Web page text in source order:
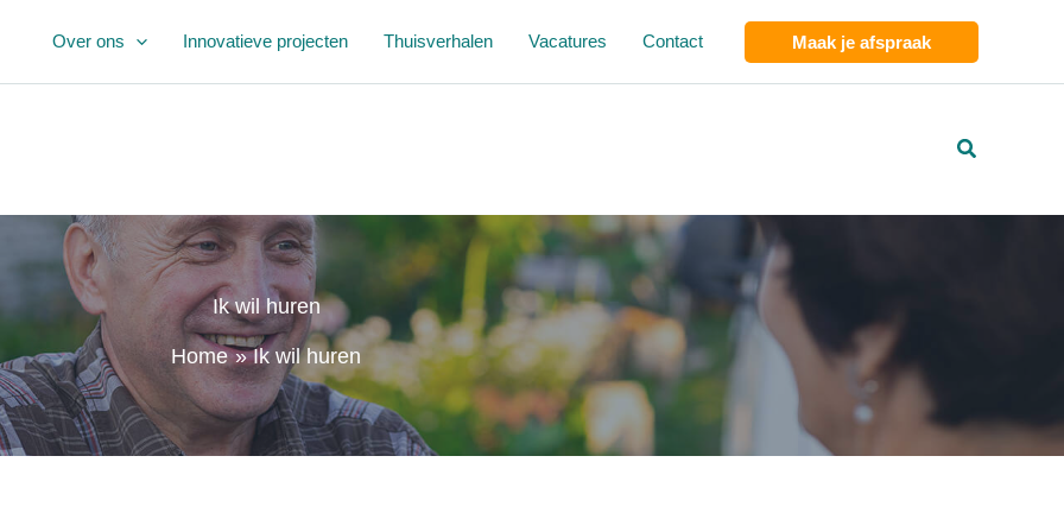
Over ons Innovatieve projecten Thuisverhalen Vacatures Contact Maak je afspraak
Zoeken
Ik wil huren
Home Ik wil huren